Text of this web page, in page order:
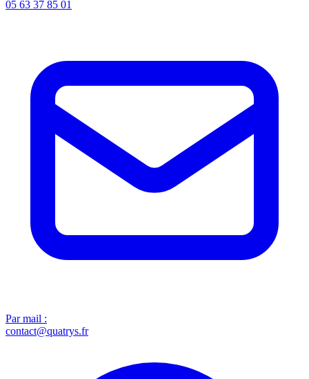
05 63 37 85 01
Par mail :
contact@quatrys.fr